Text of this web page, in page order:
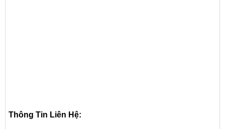
Thông Tin Liên Hệ: